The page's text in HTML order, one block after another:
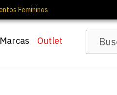
Marcas Outlet